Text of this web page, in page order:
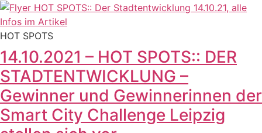
HOT SPOTS
14.10.2021 – HOT SPOTS:: DER
STADTENTWICKLUNG –
Gewinner und Gewinnerinnen der
Smart City Challenge Leipzig